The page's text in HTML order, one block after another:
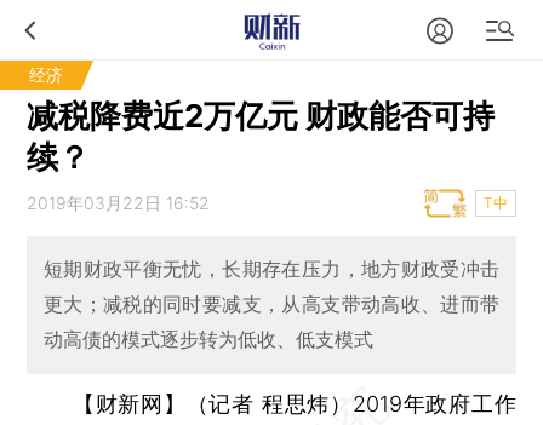
经济
减税降费近2万亿元 财政能否可持
续？
2019年03月22日 16:52 T中
短期财政平衡无忧，长期存在压力，地方财政受冲击
更大；减税的同时要减支，从高支带动高收、进而带
动高债的模式逐步转为低收、低支模式
【财新网】（记者 程思炜） 2019年政府工作